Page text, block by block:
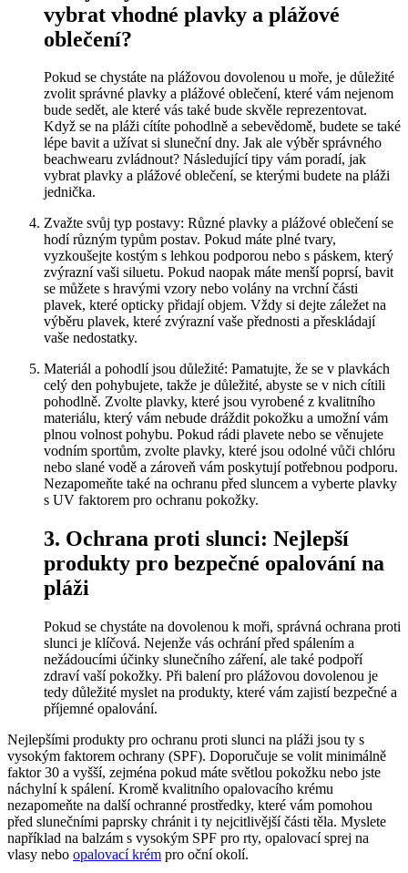
vybrat ‌vhodné⁣ plavky⁣ a plážové
oblečení?
Pokud se chystáte na plážovou dovolenou u moře, je‍ důležité
zvolit správné⁢ plavky a plážové oblečení, které vám nejenom‌
bude sedět, ale které vás také bude​ skvěle reprezentovat.
Když se na pláži cítíte pohodlně⁢ a sebevědomě, budete se také
lépe bavit a užívat⁢ si sluneční dny. Jak ale výběr správného
beachwearu ‌zvládnout? ⁣Následující tipy vám poradí,‍ jak
vybrat plavky⁢ a plážové oblečení, se kterými budete‌ na pláži
jednička.
Zvažte svůj⁣ typ postavy: Různé plavky a plážové oblečení se
hodí různým typům postav. Pokud máte ⁢plné tvary,
vyzkoušejte⁣ kostým ⁣s lehkou podporou nebo s⁢ páskem, který
zvýrazní vaši siluetu.‌ Pokud naopak‍ máte menší poprsí, bavit
se ​můžete s‌ hravými ‌vzory nebo volány na vrchní části⁣
plavek, které​ opticky přidají objem.⁢ Vždy si⁢ dejte záležet na
⁣výběru plavek, které zvýrazní‌ vaše přednosti a přeskládají
vaše‍ nedostatky.
Materiál a pohodlí jsou důležité: Pamatujte, že se v plavkách
celý den pohybujete, takže je​ důležité, abyste se v nich cítili
pohodlně. ​Zvolte plavky,⁣ které jsou vyrobené ⁣z kvalitního
materiálu, ‍který vám nebude ‌dráždit pokožku a umožní⁢ vám‍
plnou volnost pohybu.‌ Pokud rádi plavete nebo se věnujete
vodním sportům, zvolte⁤ plavky, které jsou odolné vůči chlóru
‌nebo slané vodě a⁢ zároveň vám‌ poskytují potřebnou podporu.
⁤Nezapomeňte také na ochranu před sluncem ⁢a vyberte plavky
s‌ UV faktorem pro ochranu‌ pokožky.
3.​ Ochrana proti‍ slunci: Nejlepší⁣
produkty pro ⁤bezpečné opalování na
pláži
Pokud se chystáte na dovolenou ⁤k moři, správná ochrana proti
slunci je klíčová. ⁣Nejenže vás ​ochrání před spálením a
nežádoucími účinky slunečního záření, ale také podpoří
zdraví vaší pokožky. ​Při⁤ balení pro plážovou dovolenou je
tedy důležité myslet na produkty, které vám zajistí‍ bezpečné a
příjemné opalování.
Nejlepšími produkty pro ochranu proti‌ slunci na ​pláži jsou ty s
vysokým faktorem ochrany (SPF). Doporučuje se volit minimálně
faktor 30 ⁢a vyšší,​ zejména pokud máte⁢ světlou‌ pokožku nebo ⁤jste
⁤náchylní k spálení.⁢ Kromě kvalitního opalovacího krému
nezapomeňte na další ochranné prostředky, které vám pomohou
před slunečními paprsky chránit i ty⁢ nejcitlivější části těla. Myslete
například na balzám s ⁢vysokým SPF⁢ pro rty, opalovací sprej na⁢
vlasy nebo opalovací krém ​pro oční okolí.